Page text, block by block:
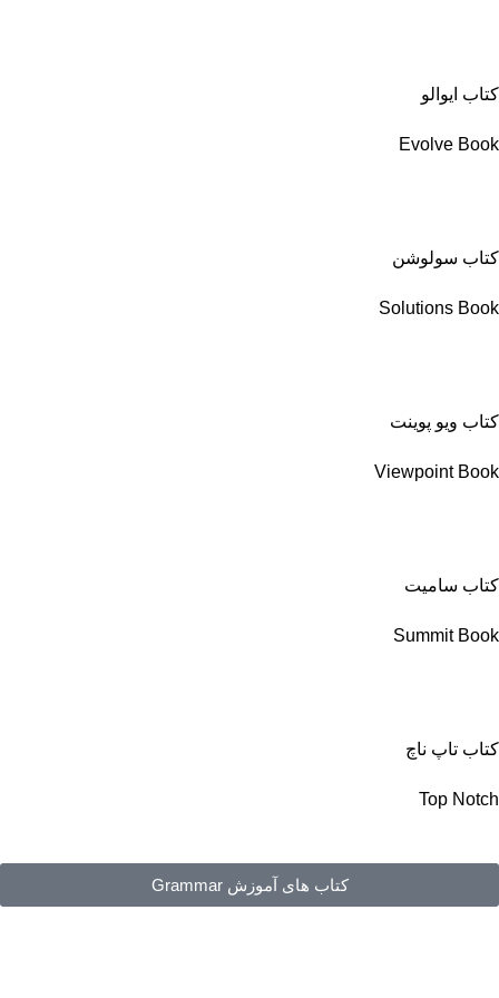
کتاب ایوالو
Evolve Book
کتاب سولوشن
Solutions Book
کتاب ویو پوینت
Viewpoint Book
کتاب سامیت
Summit Book
کتاب تاپ ناچ
Top Notch
کتاب های آموزش Grammar